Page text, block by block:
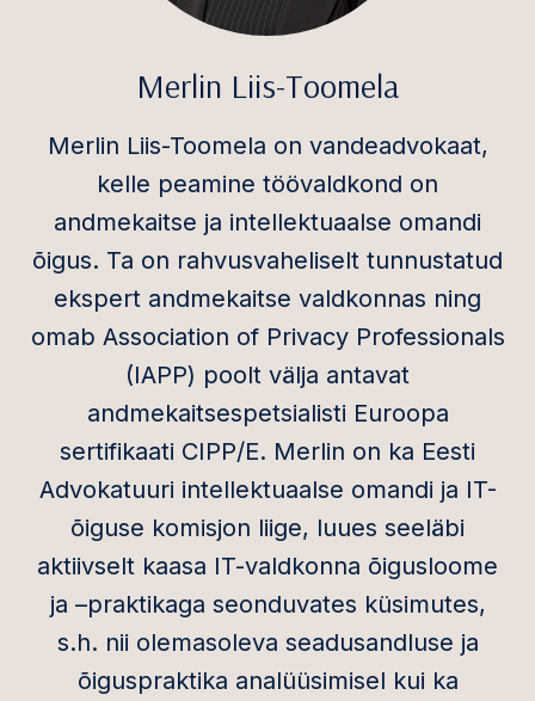
Merlin Liis-Toomela
Merlin Liis-Toomela on vandeadvokaat,
kelle peamine töövaldkond on
andmekaitse ja intellektuaalse omandi
õigus. Ta on rahvusvaheliselt tunnustatud
ekspert andmekaitse valdkonnas ning
omab Association of Privacy Professionals
(IAPP) poolt välja antavat
andmekaitsespetsialisti Euroopa
sertifikaati CIPP/E. Merlin on ka Eesti
Advokatuuri intellektuaalse omandi ja IT-
õiguse komisjon liige, luues seeläbi
aktiivselt kaasa IT-valdkonna õigusloome
ja –praktikaga seonduvates küsimutes,
s.h. nii olemasoleva seadusandluse ja
õiguspraktika analüüsimisel kui ka